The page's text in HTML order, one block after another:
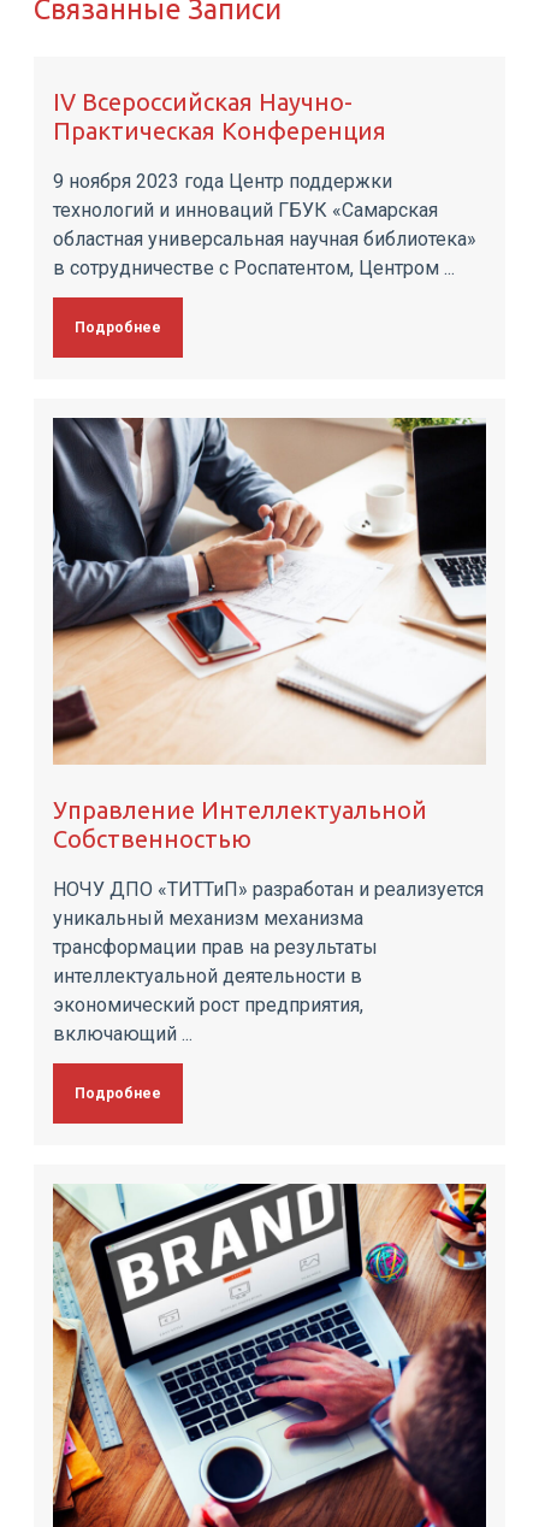
Связанные Записи
IV Всероссийская Научно-
Практическая Конференция
9 ноября 2023 года Центр поддержки
технологий и инноваций ГБУК «Самарская
областная универсальная научная библиотека»
в сотрудничестве с Роспатентом, Центром ...
Подробнее
Управление Интеллектуальной
Собственностью
НОЧУ ДПО «ТИТТиП» разработан и реализуется
уникальный механизм механизма
трансформации прав на результаты
интеллектуальной деятельности в
экономический рост предприятия,
включающий ...
Подробнее